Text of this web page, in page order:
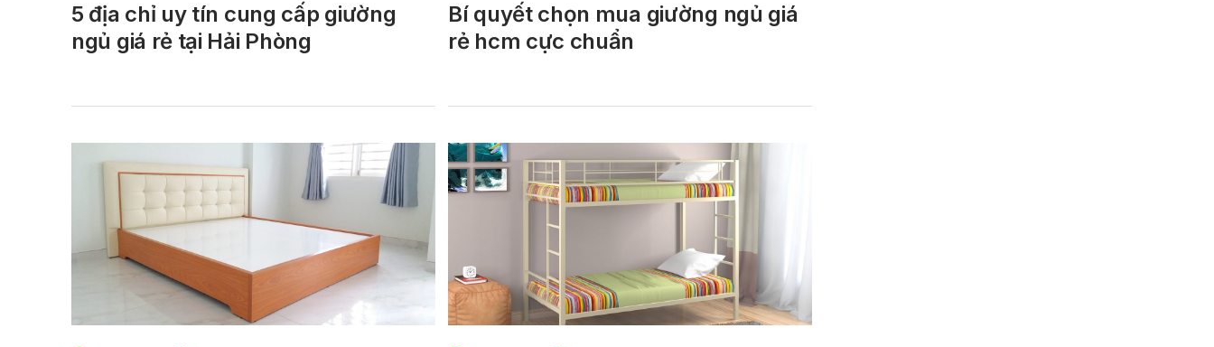
5 địa chỉ uy tín cung cấp giường
ngủ giá rẻ tại Hải Phòng
Bí quyết chọn mua giường ngủ giá
rẻ hcm cực chuẩn